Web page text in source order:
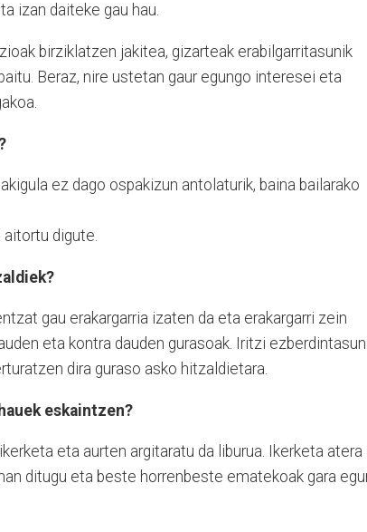
izan daiteke gau hau.
birziklatzen jakitea, gizarteak erabilgarritasunik
Beraz, nire ustetan gaur egungo interesei eta
ez dago ospakizun antolaturik, baina bailarako
digute.
gau erakargarria izaten da eta erakargarri zein
eta kontra dauden gurasoak. Iritzi
dira guraso asko hitzaldietara.
eskaintzen?
eta aurten argitaratu da liburua. Ikerketa atera
ditugu eta beste horrenbeste ematekoak gara